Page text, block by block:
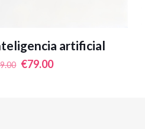
artificial
El
€79.00El